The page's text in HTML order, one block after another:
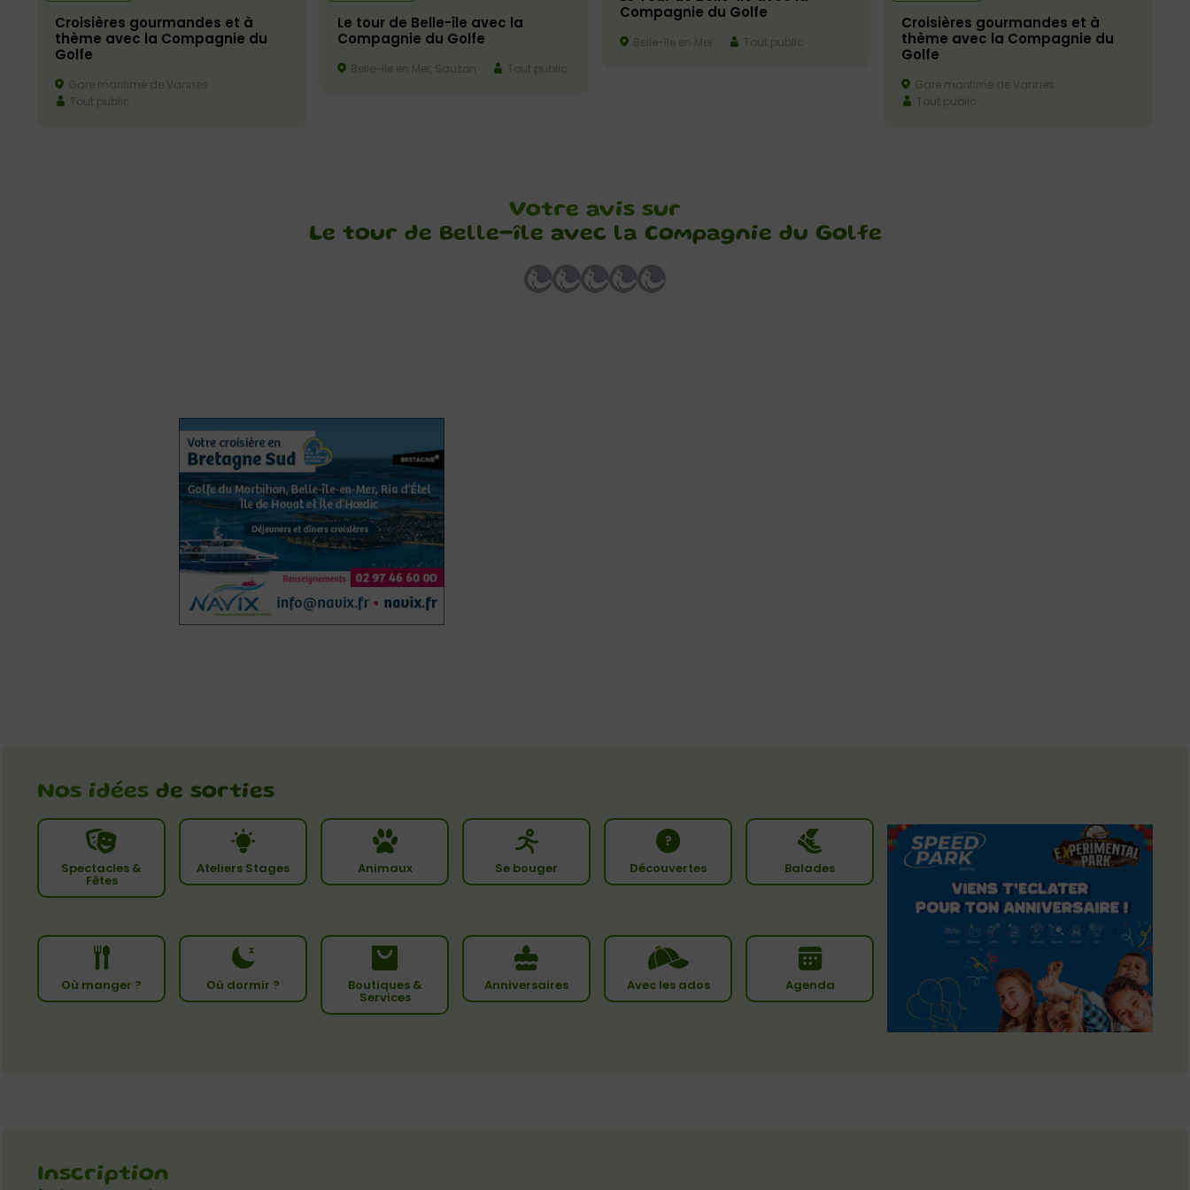
Croisières gourmandes et à
thème avec la Compagnie du
Golfe
Gare maritime de Vannes
Tout public
Le tour de Belle-île avec la
Compagnie du Golfe
Belle-île en Mer, Sauzon Tout public
Compagnie du Golfe
Belle-île en Mer Tout public
Croisières gourmandes et à
thème avec la Compagnie du
Golfe
Gare maritime de Vannes
Tout public
Votre avis sur
Le tour de Belle-île avec la Compagnie du Golfe
Nos idées de sorties
Spectacles &
Fêtes
Ateliers Stages Animaux Se bouger Découvertes Balades
Où manger ? Où dormir ? Boutiques &
Services
Anniversaires Avec les ados Agenda
Inscription